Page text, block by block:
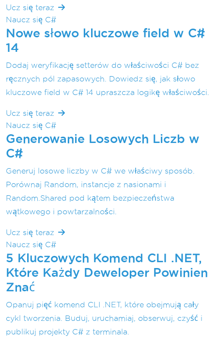
Ucz się teraz
Naucz się C#
Nowe słowo kluczowe field w C#
14
Dodaj weryfikację setterów do właściwości C# bez
ręcznych pól zapasowych. Dowiedz się, jak słowo
kluczowe field w C# 14 upraszcza logikę właściwości.
Ucz się teraz
Naucz się C#
Generowanie Losowych Liczb w
C#
Generuj losowe liczby w C# we właściwy sposób.
Porównaj Random, instancje z nasionami i
Random.Shared pod kątem bezpieczeństwa
wątkowego i powtarzalności.
Ucz się teraz
Naucz się C#
5 Kluczowych Komend CLI .NET,
Które Każdy Deweloper Powinien
Znać
Opanuj pięć komend CLI .NET, które obejmują cały
cykl tworzenia. Buduj, uruchamiaj, obserwuj, czyść i
publikuj projekty C# z terminala.